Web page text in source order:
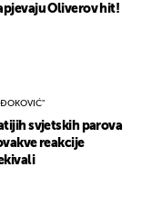
Oliverov hit!
svjetskih parova
reakcije